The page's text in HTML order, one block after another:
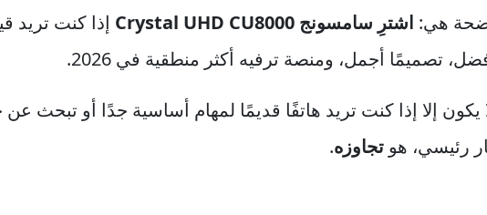
هي: اشترِ سامسونج Crystal UHD CU8000
إذا كنت تريد
تصميمًا أجمل، ومنصة ترفيه أكثر منطقية في 2026.
يكون إلا إذا كنت تريد هاتفًا قديمًا لمهام أساسية جدًا أو تبحث
رئيسي، هو تجاوزه.